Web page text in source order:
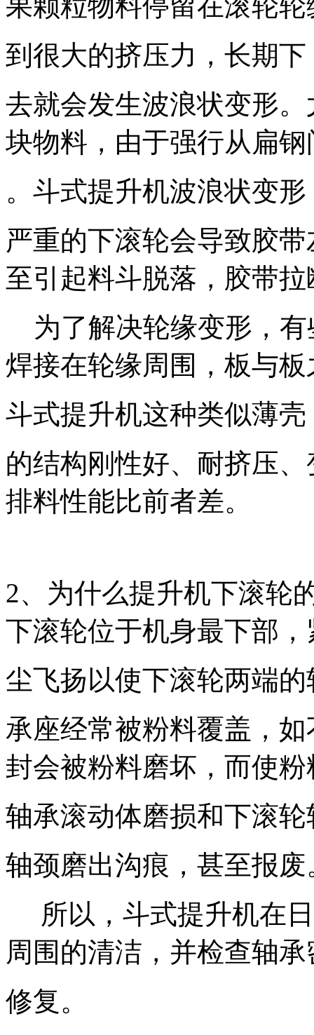
果颗粒物料停留在滚轮
到很大的挤压力，长期下
去就会发生波浪状变形
块物料，由于强行从扁
。斗式提升机波浪状变形
严重的下滚轮会导致胶
至引起料斗脱落，胶带拉
为了解决轮缘变形，有
焊接在轮缘周围，板与
斗式提升机这种类似薄壳
的结构刚性好、耐挤压
排料性能比前者差。
2、为什么提升机下滚轮
下滚轮位于机身最下部
尘飞扬以使下滚轮两端的
承座经常被粉料覆盖，
封会被粉料磨坏，而使
轴承滚动体磨损和下滚轮
轴颈磨出沟痕，甚至报废
所以，斗式提升机在
周围的清洁，并检查轴
修复。